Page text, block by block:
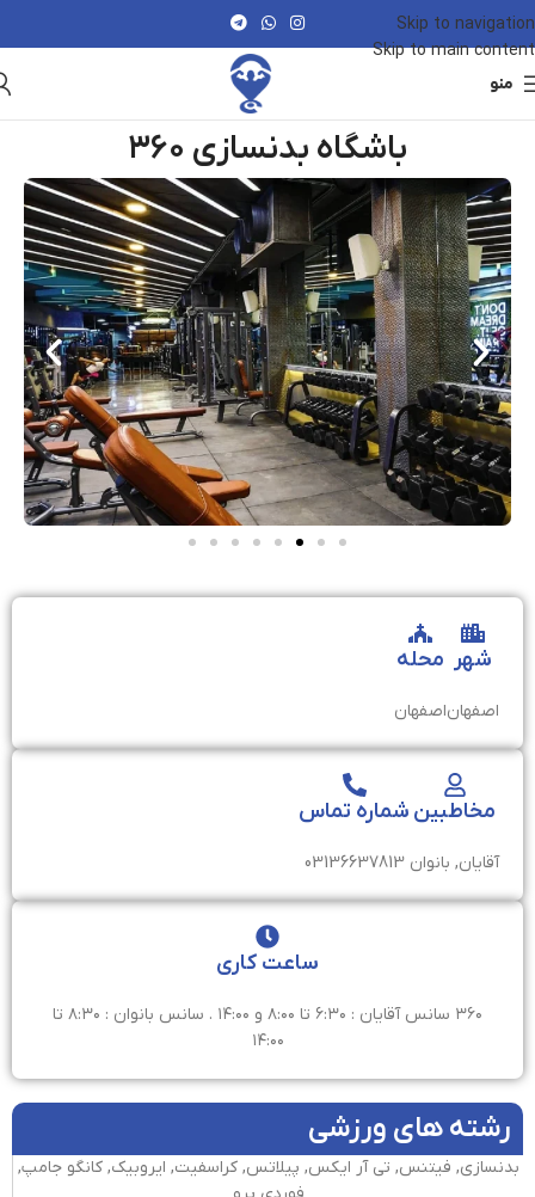
Skip to navigation
Skip to main content
منو
باشگاه بدنسازی ۳۶۰
شهر
اصفهان
محله
اصفهان
مخاطبین
آقایان, بانوان
شماره تماس
03136637813
ساعت کاری
۳۶۰ سانس آقایان : ۶:۳۰ تا ۸:۰۰ و ۱۴:۰۰ . سانس بانوان : ۸:۳۰ تا
۱۴:۰۰
رشته های ورزشی
بدنسازی, فیتنس, تی آر ایکس, پیلاتس, کراسفیت, ایروبیک, کانگو جامپ,